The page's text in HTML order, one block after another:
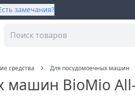
замечания?
средства Для посудомоечных машин
машин BioMio